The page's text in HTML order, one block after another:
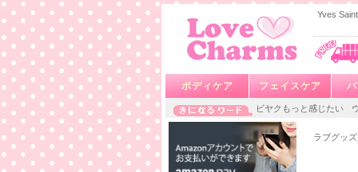
Yves
ボディケア フェイスケア
ビヤクもっと感じたい
ラブグッ